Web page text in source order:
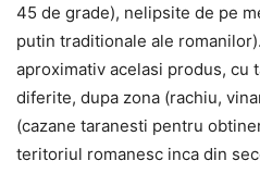
45 de grade), nelipsite de pe
putin traditionale ale
aproximativ acelasi produs, cu
diferite, dupa zona (rachiu,
(cazane taranesti pentru
teritoriul romanesc inca din